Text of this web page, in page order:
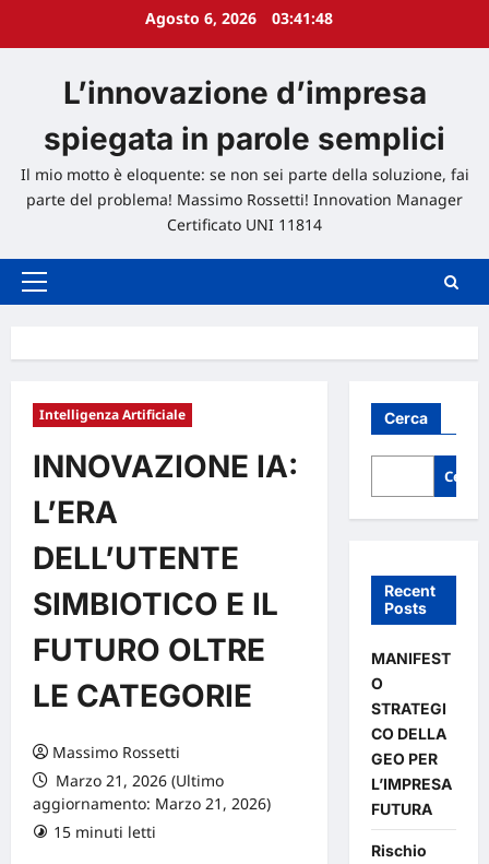
Agosto 6, 2026 03:41:50
L’innovazione d’impresa
spiegata in parole semplici
Il mio motto è eloquente: se non sei parte della soluzione, fai
parte del problema! Massimo Rossetti! Innovation Manager
Certificato UNI 11814
Menu
Intelligenza Artificiale
INNOVAZIONE IA:
L’ERA
DELL’UTENTE
SIMBIOTICO E IL
FUTURO OLTRE
LE CATEGORIE
Massimo Rossetti
Marzo 21, 2026 (Ultimo
aggiornamento: Marzo 21, 2026)
15 minuti letti
Cerca
Cerca
Recent
Posts
MANIFEST
O
STRATEGI
CO DELLA
GEO PER
L’IMPRESA
FUTURA
Rischio